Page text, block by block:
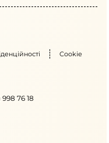
Cookie
76 18